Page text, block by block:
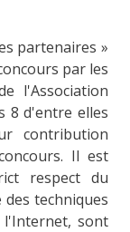
partenaires »
par les
l'Association
8 d'entre elles
contribution
Il est
respect du
techniques
l'Internet, sont